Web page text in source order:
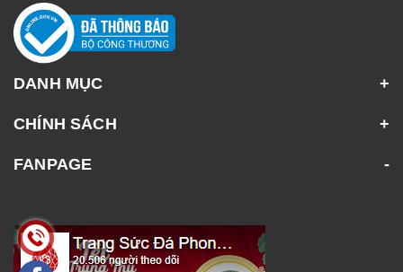
DANH MỤC
CHÍNH SÁCH
FANPAGE